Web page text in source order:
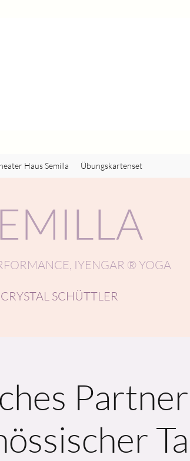
Haus Semilla Übungskartenset
IYENGAR ® YOGA
CRYSTAL SCHÜTTLER